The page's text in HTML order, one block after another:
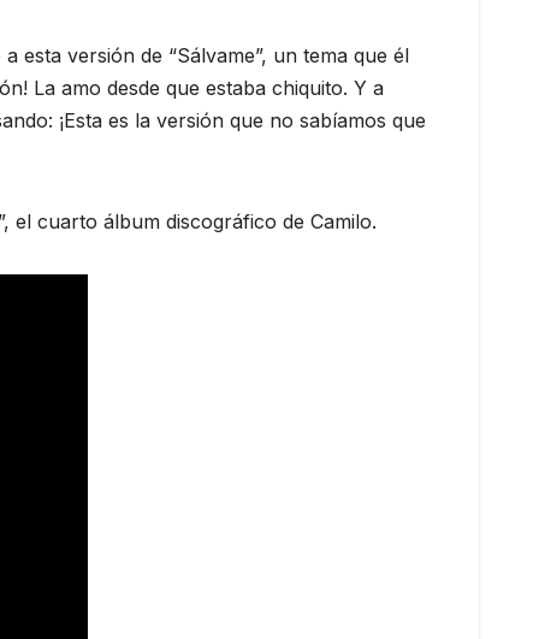
esta versión de “Sálvame”, un tema que él
La amo desde que estaba chiquito. Y a
¡Esta es la versión que no sabíamos que
el cuarto álbum discográfico de Camilo.